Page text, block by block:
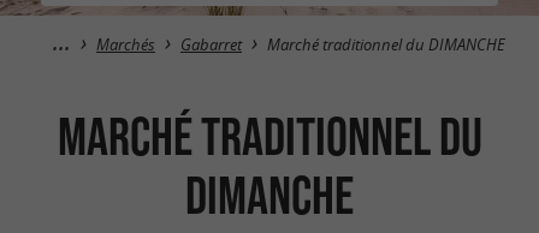
Marchés Gabarret Marché traditionnel du DIMANCHE
Marché traditionnel du
DIMANCHE